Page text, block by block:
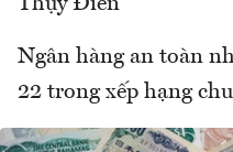
Ngân hàng an toàn
22 trong xếp hạng